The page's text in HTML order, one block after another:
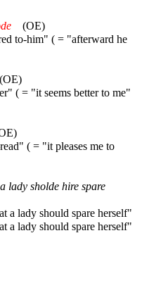
(OE)
to-him" ( = "afterward he
( = "it seems better to me"
( = "it pleases me to
lady sholde hire spare
lady should spare herself"
a lady should spare herself"